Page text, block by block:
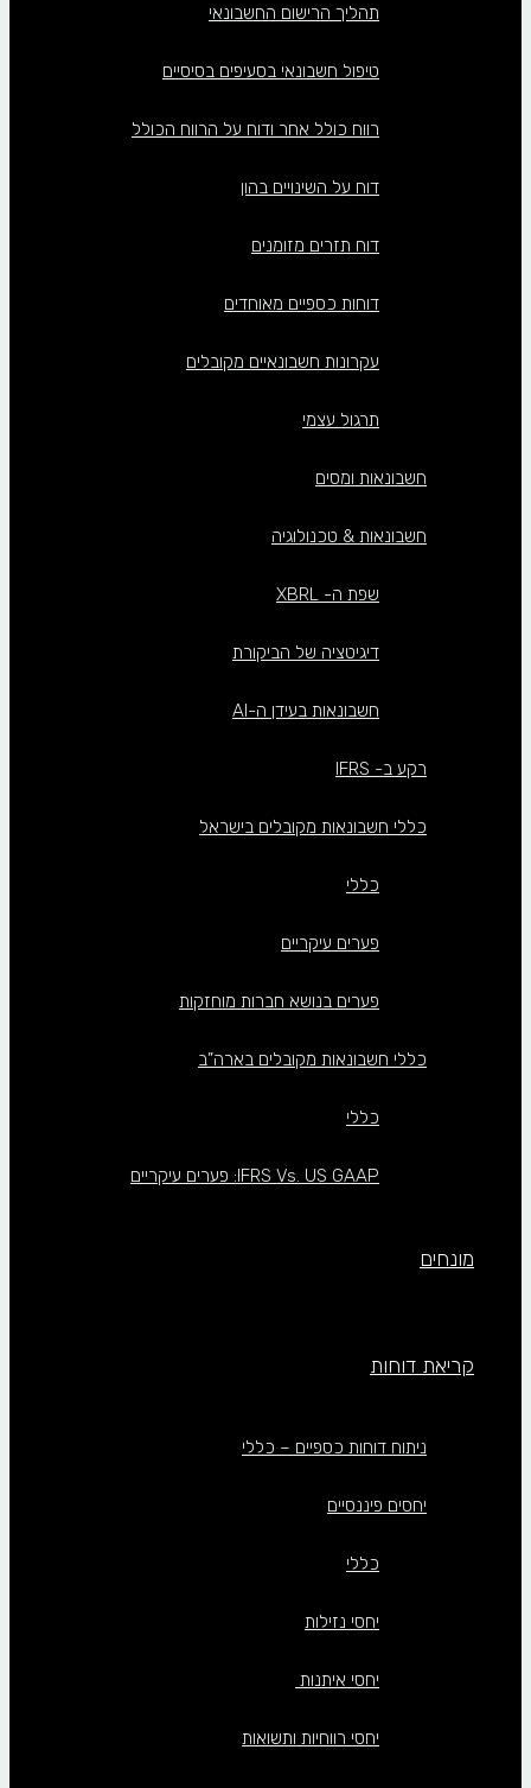
תהליך הרישום החשבונאי
טיפול חשבונאי בסעיפים בסיסיים
רווח כולל אחר ודוח על הרווח הכולל
דוח על השינויים בהון
דוח תזרים מזומנים
דוחות כספיים מאוחדים
עקרונות חשבונאיים מקובלים
תרגול עצמי
חשבונאות ומסים
חשבונאות & טכנולוגיה
שפת ה- XBRL
דיגיטציה של הביקורת
חשבונאות בעידן ה-AI
רקע ב- IFRS
כללי חשבונאות מקובלים בישראל
כללי
פערים עיקריים
פערים בנושא חברות מוחזקות
כללי חשבונאות מקובלים בארה”ב
כללי
IFRS Vs. US GAAP: פערים עיקריים
מונחים
קריאת דוחות
ניתוח דוחות כספיים – כללי
יחסים פיננסיים
כללי
יחסי נזילות
יחסי איתנות
יחסי רווחיות ותשואות